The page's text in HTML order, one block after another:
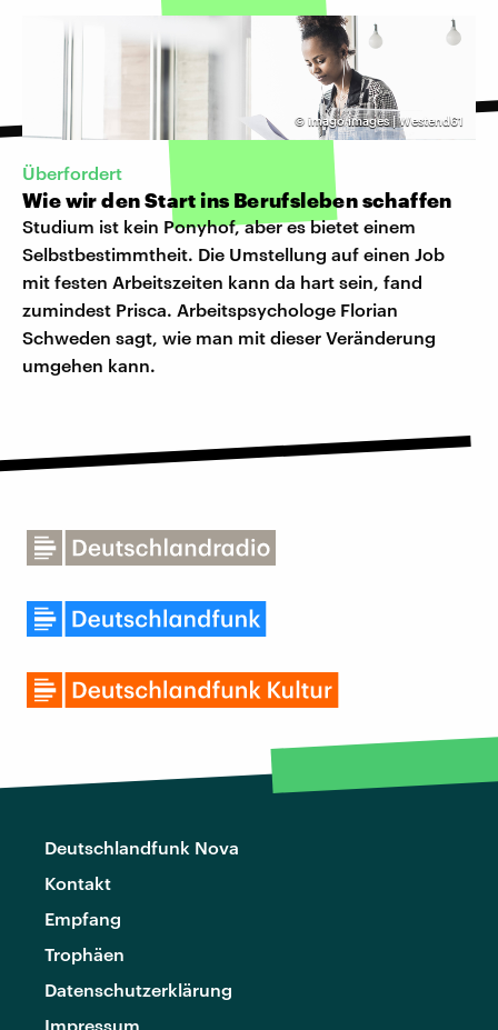
© imago images | Westend61
Überfordert
Wie wir den Start ins Berufsleben schaffen
Studium ist kein Ponyhof, aber es bietet einem
Selbstbestimmtheit. Die Umstellung auf einen Job
mit festen Arbeitszeiten kann da hart sein, fand
zumindest Prisca. Arbeitspsychologe Florian
Schweden sagt, wie man mit dieser Veränderung
umgehen kann.
Deutschlandfunk Nova
Kontakt
Empfang
Trophäen
Datenschutzerklärung
Impressum